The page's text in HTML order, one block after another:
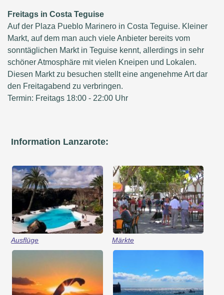
Freitags in Costa Teguise
Auf der Plaza Pueblo Marinero in Costa Teguise. Kleiner
Markt, auf dem man auch viele Anbieter bereits vom
sonntäglichen Markt in Teguise kennt, allerdings in sehr
schöner Atmosphäre mit vielen Kneipen und Lokalen.
Diesen Markt zu besuchen stellt eine angenehme Art dar
den Freitagabend zu verbringen.
Termin: Freitags 18:00 - 22:00 Uhr
Information Lanzarote:
Ausflüge Märkte